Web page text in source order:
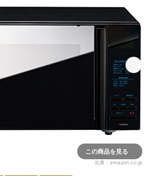
この商品を見る
出典： amazon.co.jp